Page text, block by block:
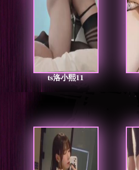
ts洛小熙11